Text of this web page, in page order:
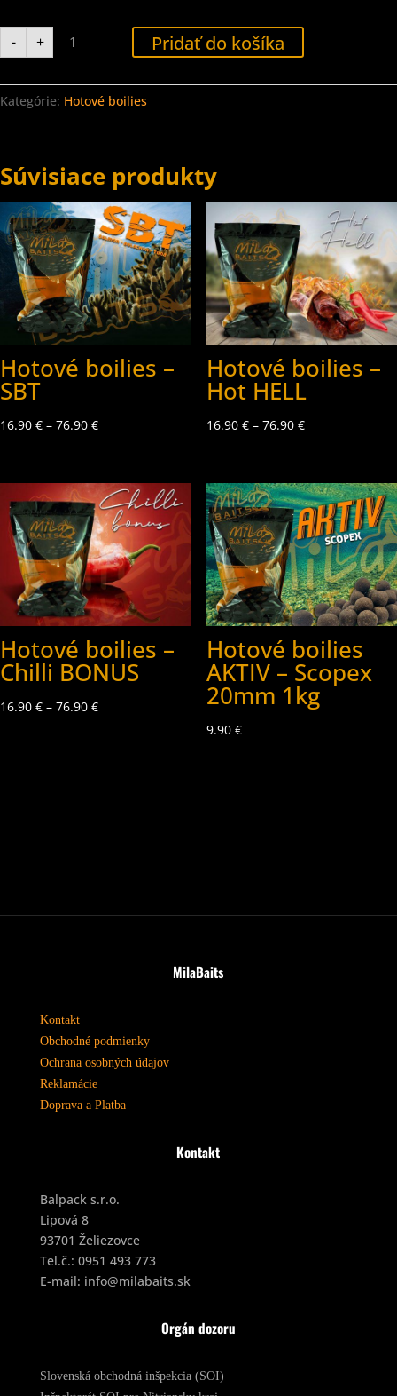
-
množstvo
Hotové
boilies
-
Crab
&
1kg
+ Pridať do košíka
Kategórie: Hotové boilies
Súvisiace produkty
Hotové boilies –
SBT
16.90 € – 76.90 €
Hotové boilies –
Hot HELL
16.90 €– 76.90 €
Hotové boilies –
Chilli BONUS
16.90 € – 76.90 €
Hotové boilies
AKTIV – Scopex
20mm 1kg
9.90 €
MilaBaits
Kontakt
Obchodné podmienky
Ochrana osobných údajov
Reklamácie
Doprava a Platba
Kontakt
Balpack s.r.o.
Lipová 8
93701 Želiezovce
Tel.č.: 0951 493 773
E-mail: info@milabaits.sk
Orgán dozoru
Slovenská obchodná inšpekcia (SOI)